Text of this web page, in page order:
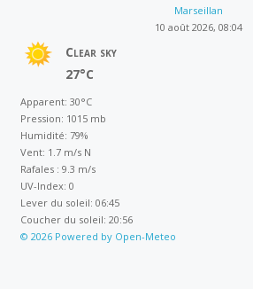
Marseillan
10 août 2026, 08:04
Clear sky
27°C
Apparent: 30°C
Pression: 1015 mb
Humidité: 79%
Vent: 1.7 m/s N
Rafales : 9.3 m/s
UV-Index: 0
Lever du soleil: 06:45
Coucher du soleil: 20:56
© 2026 Powered by Open-Meteo